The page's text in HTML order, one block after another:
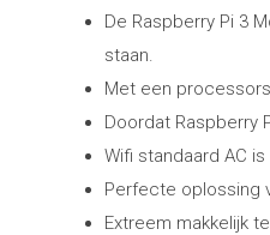
De Raspberry Pi 3
staan.
Met een
Doordat Raspberry
Wifi standaard AC
Perfecte oplossing
Extreem makkelijk